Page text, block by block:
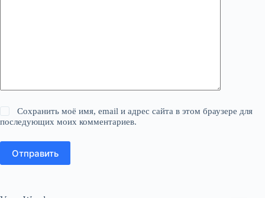
Сохранить моё имя, email и адрес сайта в этом браузере для
последующих моих комментариев.
Отправить